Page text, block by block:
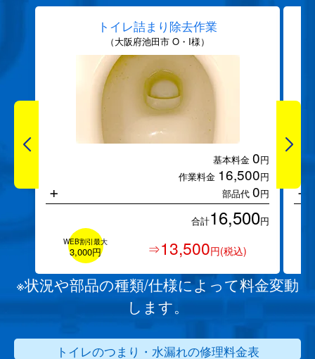
トイレ詰まり除去作業
（大阪府池田市 O・I様）
基本料金 0円
作業料金 16,500円
部品代 0円
+
合計16,500円
WEB割引最大
3,000円 ⇒13,500円(税込)
+
※状況や部品の種類/仕様によって料金変動
します。
トイレのつまり・水漏れの修理料金表